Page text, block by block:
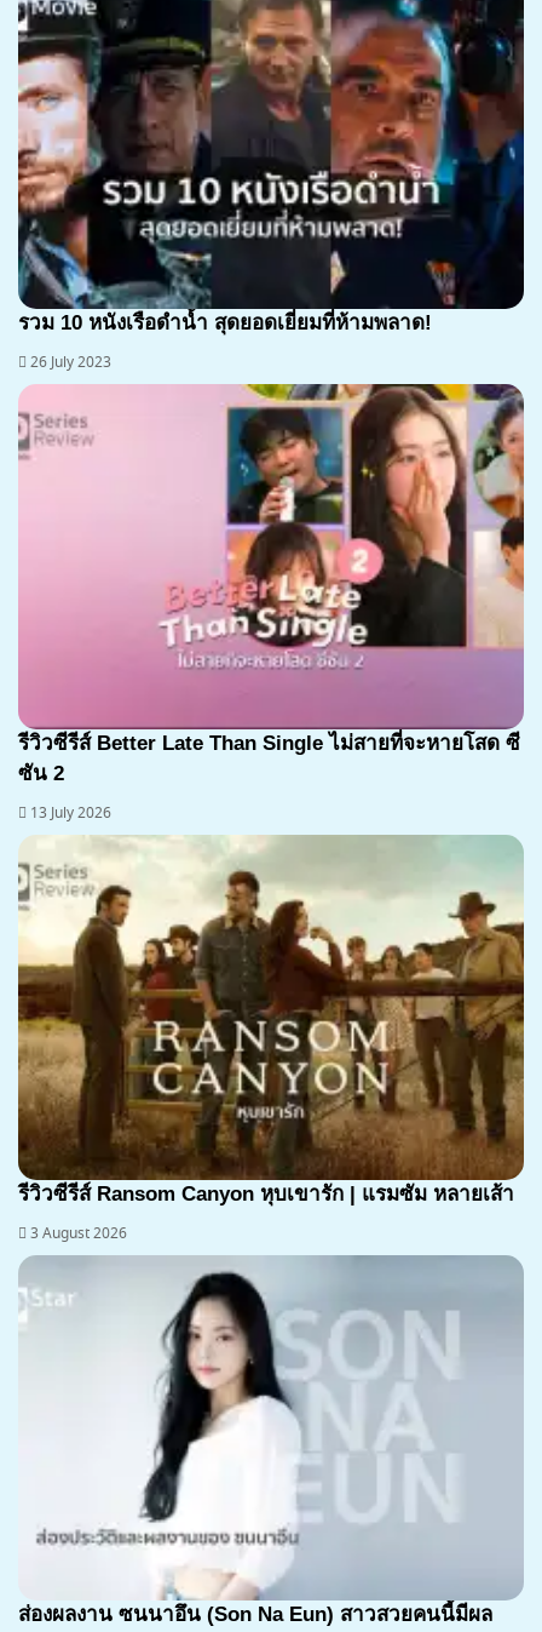
รวม 10 หนังเรือดำน้ำ สุดยอดเยี่ยมที่ห้ามพลาด!
26 July 2023
รีวิวซีรีส์ Better Late Than Single ไม่สายที่จะหายโสด ซี
ซัน 2
13 July 2026
7.1
รีวิวซีรีส์ Ransom Canyon หุบเขารัก | แรมซัม หลายเส้า
3 August 2026
ส่องผลงาน ซนนาอึน (Son Na Eun) สาวสวยคนนี้มีผล